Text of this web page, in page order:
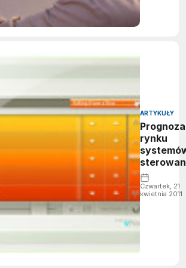
ARTYKUŁY
rynku
Czwartek, 21
kwietnia 2011